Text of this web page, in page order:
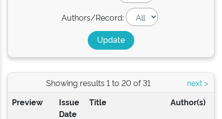
Authors/Record:
Showing results 1 to 20 of 31
next >
Preview
Issue
Date
Title Author(s)